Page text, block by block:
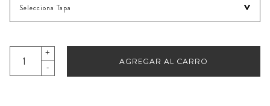
+
-
AGREGAR AL CARRO